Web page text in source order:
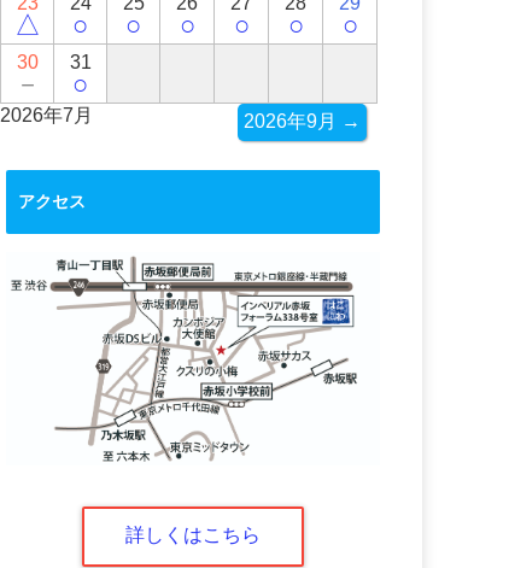
△ ○ ○ ○ ○ ○ ○
30
－
31
○
2026年7月 2026年9月 →
アクセス
詳しくはこちら